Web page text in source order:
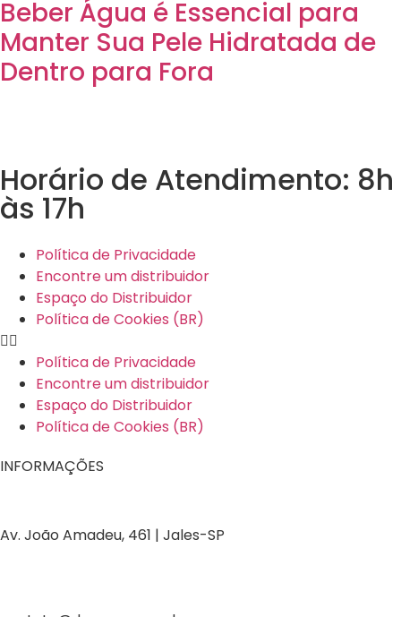
Beber Água é Essencial para
Manter Sua Pele Hidratada de
Dentro para Fora
Horário de Atendimento: 8h
às 17h
Política de Privacidade
Encontre um distribuidor
Espaço do Distribuidor
Política de Cookies (BR)
Política de Privacidade
Encontre um distribuidor
Espaço do Distribuidor
Política de Cookies (BR)
INFORMAÇÕES
Av. João Amadeu, 461 | Jales-SP